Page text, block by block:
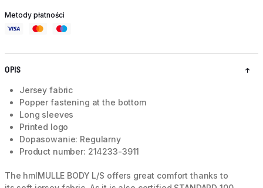
Metody płatności
OPIS
Jersey fabric
Popper fastening at the bottom
Long sleeves
Printed logo
Dopasowanie: Regularny
Product number: 214233-3911
The hmlMULLE BODY L/S offers great comfort thanks to